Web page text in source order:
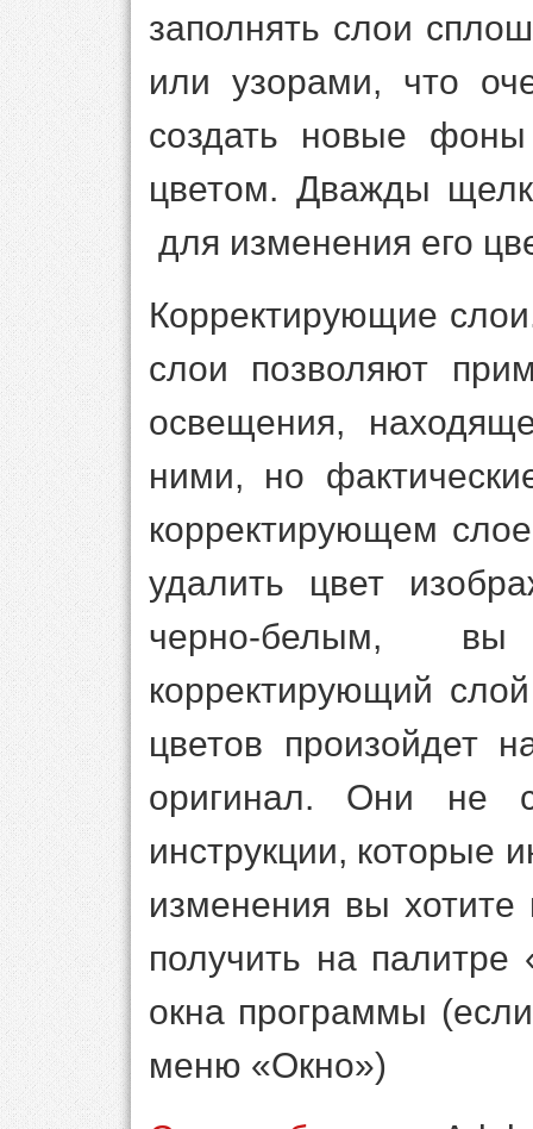
заполнять слои
или узорами, что
создать новые
цветом. Дважды
для изменения его
Корректирующие
слои позволяют
освещения,
ними, но
корректирующем
удалить цвет
черно-белым, вы
корректирующий
цветов произойдет
оригинал. Они не
инструкции, которые
изменения вы
получить на палитре
окна программы
меню «Окно»)